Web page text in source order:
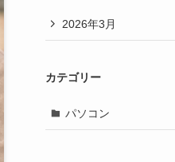
2026年3月
カテゴリー
パソコン